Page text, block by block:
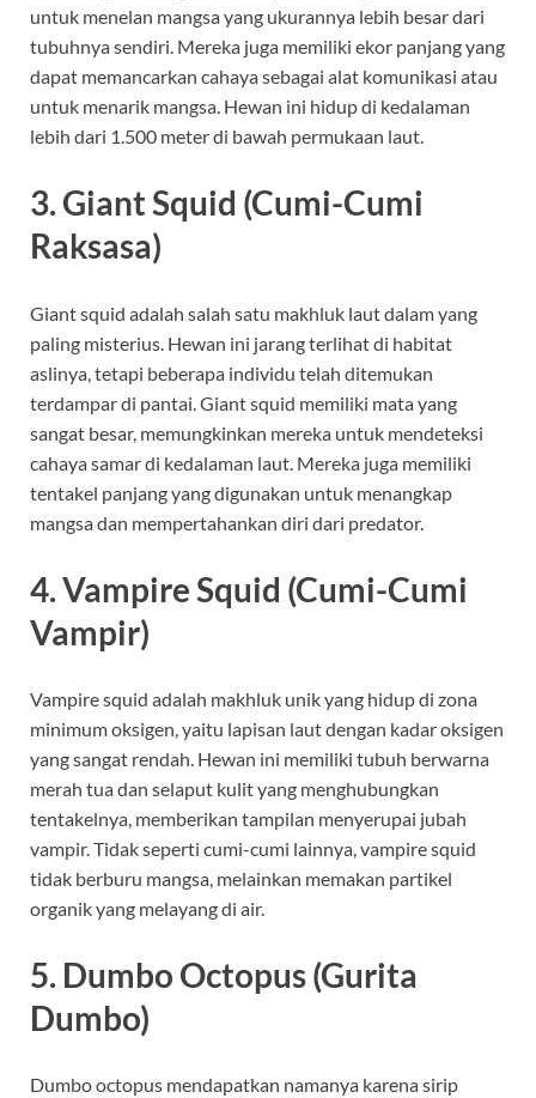
untuk menelan mangsa yang ukurannya lebih besar dari
tubuhnya sendiri. Mereka juga memiliki ekor panjang yang
dapat memancarkan cahaya sebagai alat komunikasi atau
untuk menarik mangsa. Hewan ini hidup di kedalaman
lebih dari 1.500 meter di bawah permukaan laut.
3. Giant Squid (Cumi-Cumi
Raksasa)
Giant squid adalah salah satu makhluk laut dalam yang
paling misterius. Hewan ini jarang terlihat di habitat
aslinya, tetapi beberapa individu telah ditemukan
terdampar di pantai. Giant squid memiliki mata yang
sangat besar, memungkinkan mereka untuk mendeteksi
cahaya samar di kedalaman laut. Mereka juga memiliki
tentakel panjang yang digunakan untuk menangkap
mangsa dan mempertahankan diri dari predator.
4. Vampire Squid (Cumi-Cumi
Vampir)
Vampire squid adalah makhluk unik yang hidup di zona
minimum oksigen, yaitu lapisan laut dengan kadar oksigen
yang sangat rendah. Hewan ini memiliki tubuh berwarna
merah tua dan selaput kulit yang menghubungkan
tentakelnya, memberikan tampilan menyerupai jubah
vampir. Tidak seperti cumi-cumi lainnya, vampire squid
tidak berburu mangsa, melainkan memakan partikel
organik yang melayang di air.
5. Dumbo Octopus (Gurita
Dumbo)
Dumbo octopus mendapatkan namanya karena sirip